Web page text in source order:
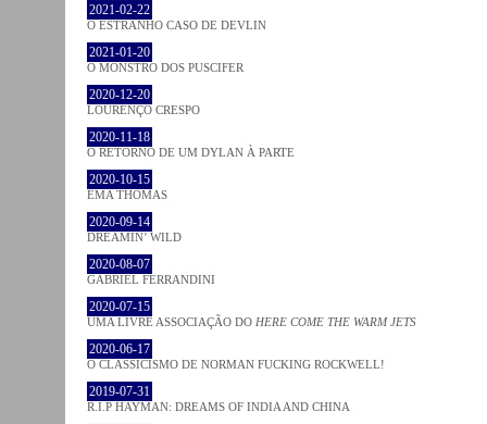
2021-02-22
O ESTRANHO CASO DE DEVLIN
2021-01-20
O MONSTRO DOS PUSCIFER
2020-12-20
LOURENÇO CRESPO
2020-11-18
O RETORNO DE UM DYLAN À PARTE
2020-10-15
EMA THOMAS
2020-09-14
DREAMIN’ WILD
2020-08-07
GABRIEL FERRANDINI
2020-07-15
UMA LIVRE ASSOCIAÇÃO DO HERE COME THE WARM JETS
2020-06-17
O CLASSICISMO DE NORMAN FUCKING ROCKWELL!
2019-07-31
R.I.P HAYMAN: DREAMS OF INDIA AND CHINA